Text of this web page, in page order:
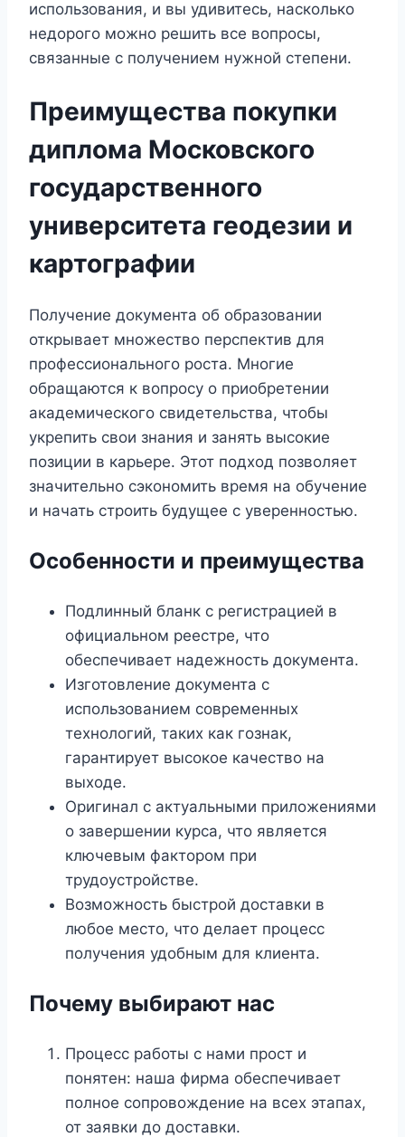
использования, и вы удивитесь, насколько
недорого можно решить все вопросы,
связанные с получением нужной степени.
Преимущества покупки
диплома Московского
государственного
университета геодезии и
картографии
Получение документа об образовании
открывает множество перспектив для
профессионального роста. Многие
обращаются к вопросу о приобретении
академического свидетельства, чтобы
укрепить свои знания и занять высокие
позиции в карьере. Этот подход позволяет
значительно сэкономить время на обучение
и начать строить будущее с уверенностью.
Особенности и преимущества
Подлинный бланк с регистрацией в
официальном реестре, что
обеспечивает надежность документа.
Изготовление документа с
использованием современных
технологий, таких как гознак,
гарантирует высокое качество на
выходе.
Оригинал с актуальными приложениями
о завершении курса, что является
ключевым фактором при
трудоустройстве.
Возможность быстрой доставки в
любое место, что делает процесс
получения удобным для клиента.
Почему выбирают нас
Процесс работы с нами прост и
понятен: наша фирма обеспечивает
полное сопровождение на всех этапах,
от заявки до доставки.